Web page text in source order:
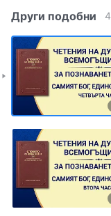
Други подобни